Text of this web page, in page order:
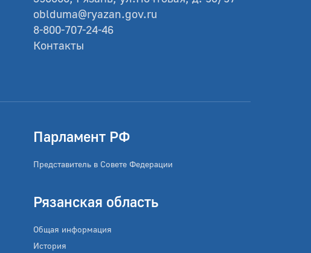
oblduma@ryazan.gov.ru
8-800-707-24-46
Контакты
Парламент РФ
Представитель в Совете Федерации
Рязанская область
Общая информация
История